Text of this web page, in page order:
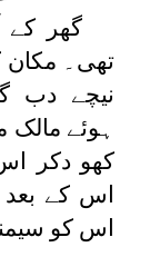
گھر کے
تھی۔
نیچے دب
ہوئے مالک
کھو دکر
اس کے
اس کو